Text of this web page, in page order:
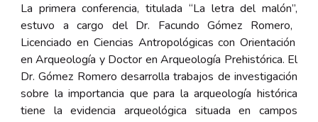
La primera conferencia, titulada “La letra del malón”,
estuvo a cargo del Dr.
Facundo Gómez Romero,
Licenciado en Ciencias Antropológicas con Orientación
en Arqueología y Doctor en Arqueología Prehistórica. El
Dr. Gómez Romero desarrolla trabajos de investigación
sobre la importancia que para la arqueología histórica
tiene la evidencia arqueológica situada en campos